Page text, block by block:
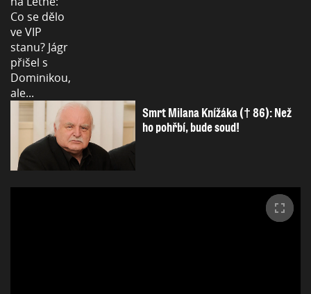
Smrt Milana Knížáka († 86): Než
ho pohřbí, bude soud!